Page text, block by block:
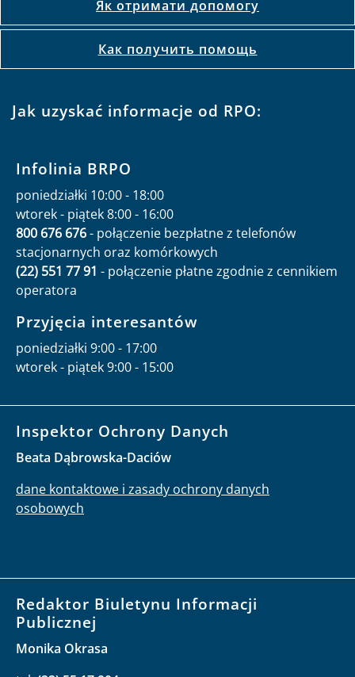
Як отримати допомогу
Как получить помощь
Jak uzyskać informacje od RPO:
Infolinia BRPO
poniedziałki 10:00 - 18:00
wtorek - piątek 8:00 - 16:00
800 676 676- połączenie bezpłatne z telefonów
stacjonarnych oraz komórkowych
(22) 551 77 91 - połączenie płatne zgodnie z cennikiem
operatora
Przyjęcia interesantów
poniedziałki 9:00 - 17:00
wtorek - piątek 9:00 - 15:00
Inspektor Ochrony Danych
Beata Dąbrowska-Daciów
dane kontaktowe i zasady ochrony danych
osobowych
Redaktor Biuletynu Informacji
Publicznej
Monika Okrasa